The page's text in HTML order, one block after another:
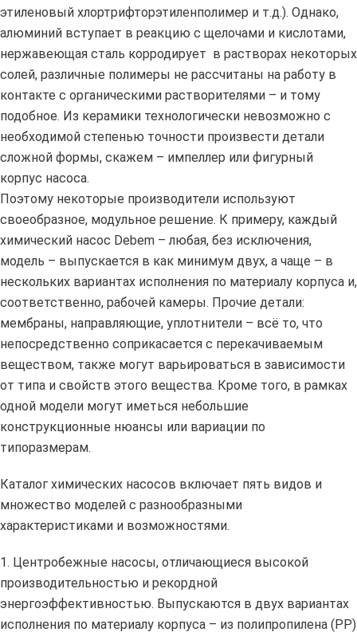
этиленовый хлортрифторэтиленполимер и т.д.). Однако,
алюминий вступает в реакцию с щелочами и кислотами,
нержавеющая сталь корродирует в растворах некоторых
солей, различные полимеры не рассчитаны на работу в
контакте с органическими растворителями – и тому
подобное. Из керамики технологически невозможно с
необходимой степенью точности произвести детали
сложной формы, скажем – импеллер или фигурный
корпус насоса.
Поэтому некоторые производители используют
своеобразное, модульное решение. К примеру, каждый
химический насос Debem – любая, без исключения,
модель – выпускается в как минимум двух, а чаще – в
нескольких вариантах исполнения по материалу корпуса и,
соответственно, рабочей камеры. Прочие детали:
мембраны, направляющие, уплотнители – всё то, что
непосредственно соприкасается с перекачиваемым
веществом, также могут варьироваться в зависимости
от типа и свойств этого вещества. Кроме того, в рамках
одной модели могут иметься небольшие
конструкционные нюансы или вариации по
типоразмерам.
Каталог химических насосов включает пять видов и
множество моделей с разнообразными
характеристиками и возможностями.
1. Центробежные насосы, отличающиеся высокой
производительностью и рекордной
энергоэффективностью. Выпускаются в двух вариантах
исполнения по материалу корпуса – из полипропилена (PP)